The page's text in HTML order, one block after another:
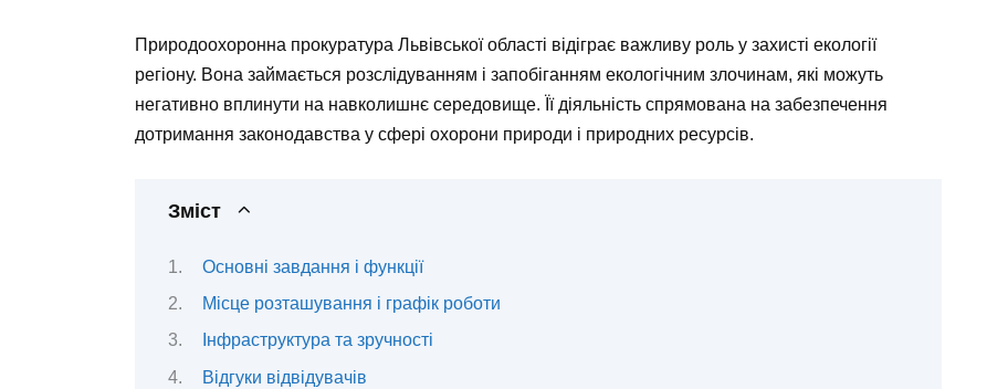
Природоохоронна прокуратура Львівської області відіграє важливу роль у захисті екології
регіону. Вона займається розслідуванням і запобіганням екологічним злочинам, які можуть
негативно вплинути на навколишнє середовище. Її діяльність спрямована на забезпечення
дотримання законодавства у сфері охорони природи і природних ресурсів.
Зміст
Основні завдання і функції
Місце розташування і графік роботи
Інфраструктура та зручності
Відгуки відвідувачів